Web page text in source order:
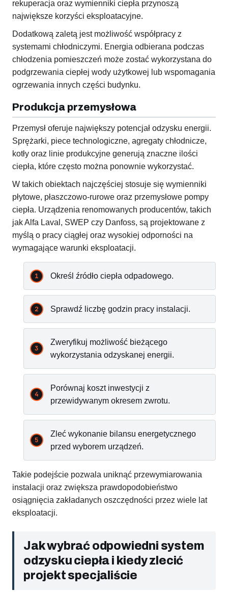
rekuperacja oraz wymienniki ciepła przynoszą
największe korzyści eksploatacyjne.
Dodatkową zaletą jest możliwość współpracy z
systemami chłodniczymi. Energia odbierana podczas
chłodzenia pomieszczeń może zostać wykorzystana do
podgrzewania ciepłej wody użytkowej lub wspomagania
ogrzewania innych części budynku.
Produkcja przemysłowa
Przemysł oferuje największy potencjał odzysku energii.
Sprężarki, piece technologiczne, agregaty chłodnicze,
kotły oraz linie produkcyjne generują znaczne ilości
ciepła, które często można ponownie wykorzystać.
W takich obiektach najczęściej stosuje się wymienniki
płytowe, płaszczowo-rurowe oraz przemysłowe pompy
ciepła. Urządzenia renomowanych producentów, takich
jak Alfa Laval, SWEP czy Danfoss, są projektowane z
myślą o pracy ciągłej oraz wysokiej odporności na
wymagające warunki eksploatacji.
Określ źródło ciepła odpadowego.
Sprawdź liczbę godzin pracy instalacji.
Zweryfikuj możliwość bieżącego
wykorzystania odzyskanej energii.
Porównaj koszt inwestycji z
przewidywanym okresem zwrotu.
Zleć wykonanie bilansu energetycznego
przed wyborem urządzeń.
Takie podejście pozwala uniknąć przewymiarowania
instalacji oraz zwiększa prawdopodobieństwo
osiągnięcia zakładanych oszczędności przez wiele lat
eksploatacji.
Jak wybrać odpowiedni system
odzysku ciepła i kiedy zlecić
projekt specjaliście